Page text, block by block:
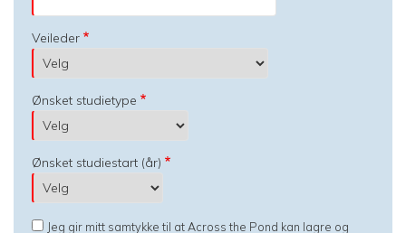
Veileder
Ønsket studietype
Ønsket studiestart (år)
Jeg gir mitt samtykke til at Across the Pond kan lagre og